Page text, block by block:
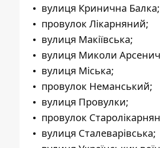
вулиця Кринична Балка;
провулок Лікарняний;
вулиця Макіївська;
вулиця Миколи
вулиця Міська;
провулок Неманський;
вулиця Провулки;
провулок
вулиця Сталеварівська;